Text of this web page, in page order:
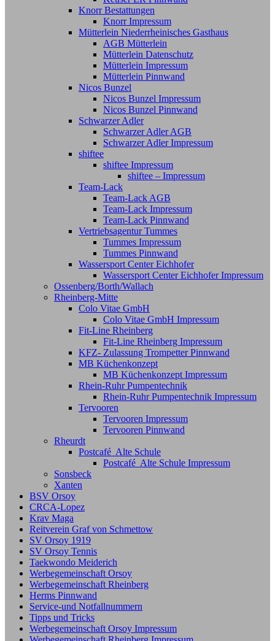
Knorr Bestattungen
Knorr Impressum
Mütterlein Niederrheinisches Gasthaus
AGB Mütterlein
Mütterlein Datenschutz
Mütterlein Impressum
Mütterlein Pinnwand
Nicos Bunzel
Nicos Bunzel Impressum
Nicos Bunzel Pinnwand
Schwarzer Adler
Schwarzer Adler AGB
Schwarzer Adler Impressum
shiftee
shiftee Impressum
shiftee – Impressum
Team-Lack
Team-Lack AGB
Team-Lack Impressum
Team-Lack Pinnwand
Vertriebsagentur Tummes
Tummes Impressum
Tummes Pinnwand
Wassersport Center Eichhofer
Wassersport Center Eichhofer Impressum
Ossenberg/Borth/Wallach
Rheinberg-Mitte
Colo Vitae GmbH
Colo Vitae GmbH Impressum
Fit-Line Rheinberg
Fit-Line Rheinberg Impressum
KFZ- Zulassung Trompetter Pinnwand
MB Küchenkonzept
MB Küchenkonzept Impressum
Rhein-Ruhr Pumpentechnik
Rhein-Ruhr Pumpentechnik Impressum
Tervooren
Tervooren Impressum
Tervooren Pinnwand
Rheurdt
Postcafé Alte Schule
Postcafé Alte Schule Impressum
Sonsbeck
Xanten
BSV Orsoy
CRCA-Lopez
Krav Maga
Reitverein Graf von Schmettow
SV Orsoy 1919
SV Orsoy Tennis
Taekwondo Meiderich
Werbegemeinschaft Orsoy
Werbegemeinschaft Rheinberg
Herms Pinnwand
Service-und Notfallnummern
Tipps und Tricks
Werbegemeinschaft Orsoy Impressum